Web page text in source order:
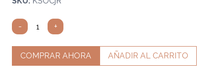
- +
COMPRAR AHORA AÑADIR AL CARRITO